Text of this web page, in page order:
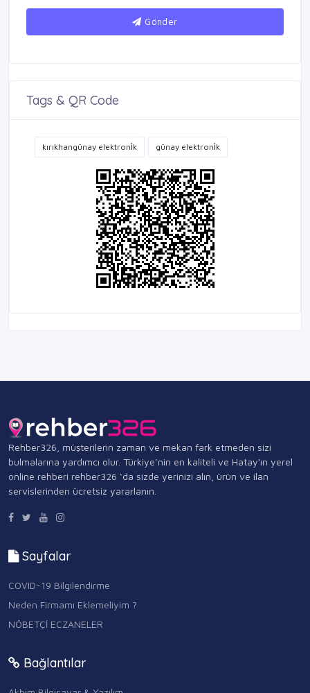
Gönder
Tags & QR Code
kırıkhangünay elektroni̇k günay elektroni̇k
Rehber326, müşterilerin zaman ve mekan fark etmeden sizi
bulmalarına yardımcı olur. Türkiye’nin en kaliteli ve Hatay'ın yerel
online rehberi rehber326 ‘da sizde yerinizi alın, ürün ve ilan
servislerinden ücretsiz yararlanın.
Sayfalar
COVID-19 Bilgilendirme
Neden Firmamı Eklemeliyim ?
NÖBETÇİ ECZANELER
Bağlantılar